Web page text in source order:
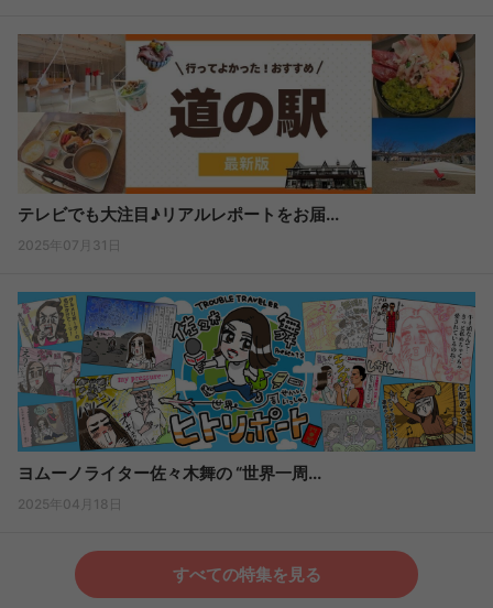
テレビでも大注目♪リアルレポートをお届...
2025年07月31日
ヨムーノライター佐々木舞の “世界一周...
2025年04月18日
すべての特集を見る